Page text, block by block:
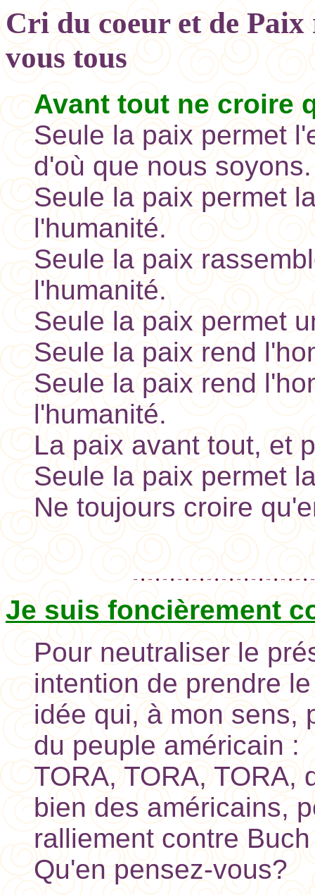
Cri du coeur et de
vous tous
Avant tout ne croire
Seule la paix permet
d'où que nous soyons.
Seule la paix permet
l'humanité.
Seule la paix
l'humanité.
Seule la paix permet
Seule la paix rend
Seule la paix rend
l'humanité.
La paix avant tout, et
Seule la paix permet
Ne toujours croire
Je suis foncièrement
Pour neutraliser le
intention de prendre
idée qui, à mon sens,
du peuple américain :
TORA, TORA, TORA,
bien des américains,
ralliement contre
Qu'en pensez-vous?